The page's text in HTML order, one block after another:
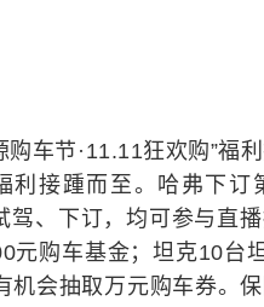
车节·11.11狂欢购”福
利接踵而至。哈弗下订
驾、下订，均可参与直
购车基金；坦克10台
会抽取万元购车券。保